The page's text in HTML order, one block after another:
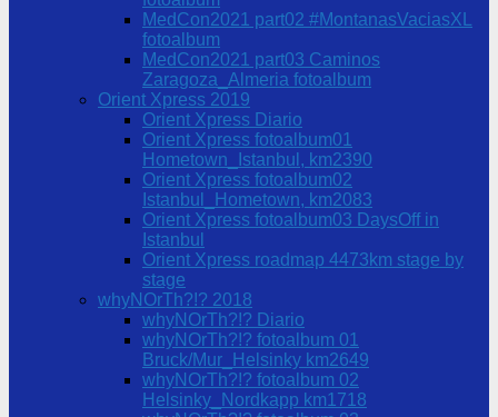
MedCon2021 part02 #MontanasVaciasXL
fotoalbum
MedCon2021 part03 Caminos
Zaragoza_Almeria fotoalbum
Orient Xpress 2019
Orient Xpress Diario
Orient Xpress fotoalbum01
Hometown_Istanbul, km2390
Orient Xpress fotoalbum02
Istanbul_Hometown, km2083
Orient Xpress fotoalbum03 DaysOff in
Istanbul
Orient Xpress roadmap 4473km stage by
stage
whyNOrTh?!? 2018
whyNOrTh?!? Diario
whyNOrTh?!? fotoalbum 01
Bruck/Mur_Helsinky km2649
whyNOrTh?!? fotoalbum 02
Helsinky_Nordkapp km1718